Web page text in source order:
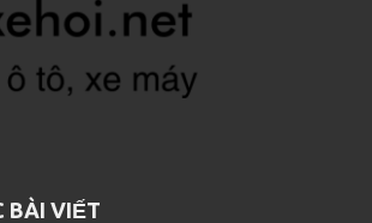
BÀI VIẾT